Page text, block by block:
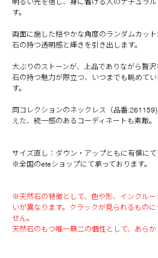
す。
両面に施した穏やかな角度のランダムカット
石の持つ透明感と輝きを引き出します。
大ぶりのストーンが、上品でありながら贅沢
石の持つ魅力が際立つ、いつまでも眺めて
す。
同コレクションのネックレス（品番
えた、統一感のあるコーディネートも素敵。
サイズ直し：ダウン・アップともに有償に
※全国のeteショップにて承っております。
※天然石の特徴として、色や形、インクル
いが異なります。クラックが見られるもの
せん。
天然石のもつ唯一無二の個性として、あらか